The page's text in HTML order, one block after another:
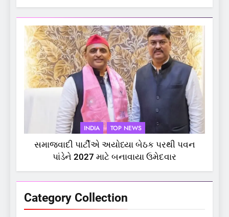
INDIA TOP NEWS
સમાજવાદી પાર્ટીએ અયોધ્યા બેઠક પરથી પવન
પાંડેને 2027 માટે બનાવાયા ઉમેદવાર
Category Collection